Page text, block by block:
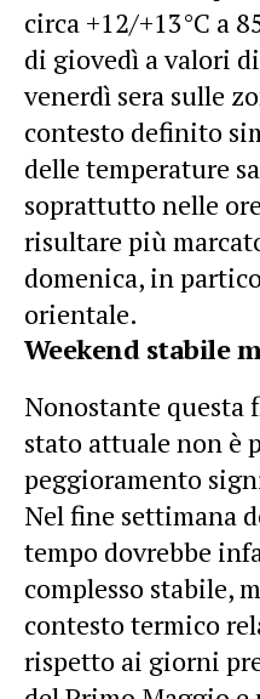
circa +12/+13°C a
di giovedì a valori
venerdì sera sulle
contesto definito
delle temperature
soprattutto nelle
risultare più
domenica, in
orientale.
Weekend stabile
Nonostante questa
stato attuale non è
peggioramento
Nel fine settimana
tempo dovrebbe
complesso stabile,
contesto termico
rispetto ai giorni